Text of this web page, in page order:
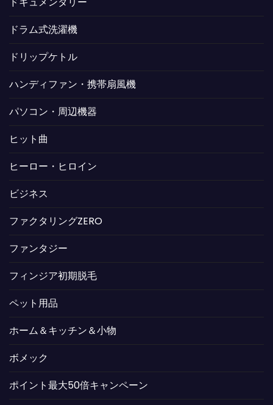
ドラム式洗濯機
ドリップケトル
ハンディファン・携帯扇風機
パソコン・周辺機器
ヒット曲
ヒーロー・ヒロイン
ビジネス
ファクタリングZERO
ファンタジー
フィンジア初期脱毛
ペット用品
ホーム＆キッチン＆小物
ボメック
ポイント最大50倍キャンペーン